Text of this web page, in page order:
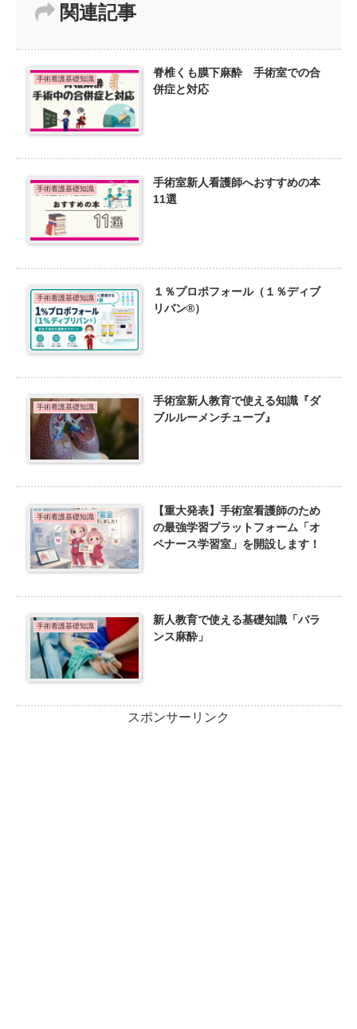
関連記事
手術看護基礎知識
脊椎くも膜下麻酔 手術室での合
併症と対応
手術看護基礎知識
手術室新人看護師へおすすめの本
11選
手術看護基礎知識
１％プロポフォール（１％ディブ
リバン®）
手術看護基礎知識
手術室新人教育で使える知識『ダ
ブルルーメンチューブ』
手術看護基礎知識
【重大発表】手術室看護師のため
の最強学習プラットフォーム「オ
ペナース学習室」を開設します！
手術看護基礎知識
新人教育で使える基礎知識「バラ
ンス麻酔」
スポンサーリンク